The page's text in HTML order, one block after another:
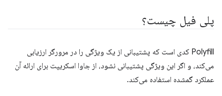
پلی فیل چیست؟
Polyfill کدی است که پشتیبانی از یک ویژگی را در مرورگر ارزیابی
می‌کند، و اگر این ویژگی پشتیبانی نشود، از جاوا اسکریپت برای ارائه آن
عملکرد گمشده استفاده می‌کند.